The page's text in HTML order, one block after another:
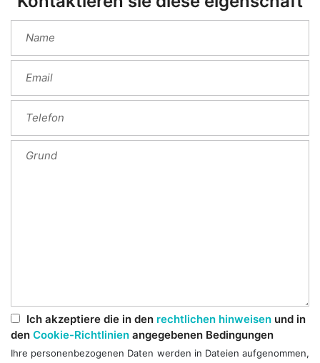
Ich akzeptiere die in den rechtlichen hinweisen und in
den Cookie-Richtlinien angegebenen Bedingungen
Ihre personenbezogenen Daten werden in Dateien aufgenommen,